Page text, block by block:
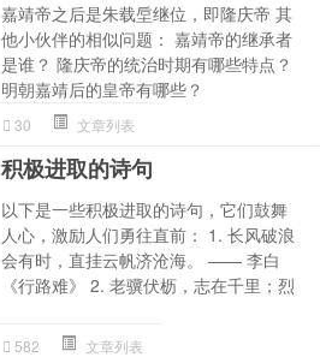
嘉靖帝之后是朱载垕继位，即隆庆帝 其
他小伙伴的相似问题： 嘉靖帝的继承者
是谁？ 隆庆帝的统治时期有哪些特点？
明朝嘉靖后的皇帝有哪些？
30 文章列表
积极进取的诗句
以下是一些积极进取的诗句，它们鼓舞
人心，激励人们勇往直前： 1. 长风破浪
会有时，直挂云帆济沧海。 —— 李白
《行路难》 2. 老骥伏枥，志在千里；烈
582 文章列表